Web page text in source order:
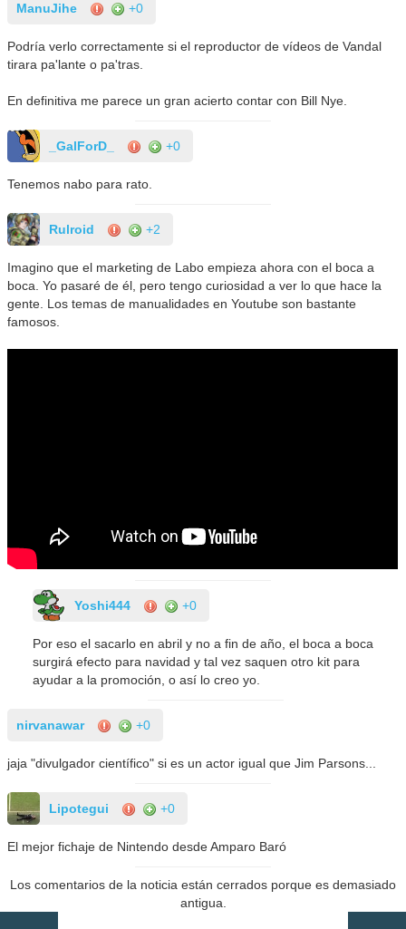
ManuJihe +0
Podría verlo correctamente si el reproductor de vídeos de Vandal
tirara pa'lante o pa'tras.
En definitiva me parece un gran acierto contar con Bill Nye.
_GalForD_ +0
Tenemos nabo para rato.
Rulroid +2
Imagino que el marketing de Labo empieza ahora con el boca a
boca. Yo pasaré de él, pero tengo curiosidad a ver lo que hace la
gente. Los temas de manualidades en Youtube son bastante
famosos.
Yoshi444 +0
Por eso el sacarlo en abril y no a fin de año, el boca a boca
surgirá efecto para navidad y tal vez saquen otro kit para
ayudar a la promoción, o así lo creo yo.
nirvanawar +0
jaja "divulgador científico" si es un actor igual que Jim Parsons...
Lipotegui +0
El mejor fichaje de Nintendo desde Amparo Baró
Los comentarios de la noticia están cerrados porque es demasiado
antigua.